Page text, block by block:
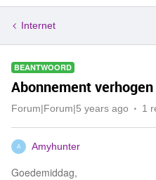
Internet
BEANTWOORD
Abonnement
Forum|Forum|5 years ago 1
A Amyhunter
Goedemiddag,